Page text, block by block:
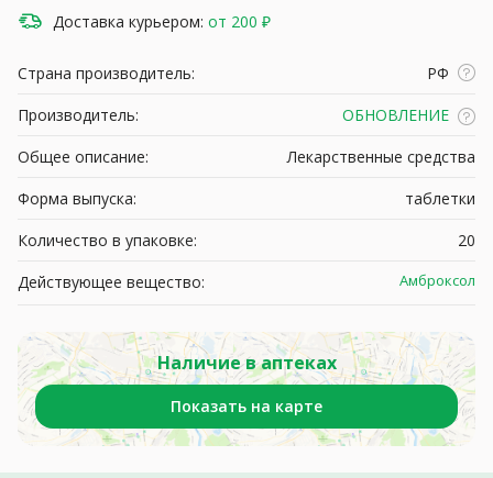
Доставка курьером: от 200 ₽
Страна производитель:
РФ
Производитель:
ОБНОВЛЕНИЕ
Общее описание:
Лекарственные средства
Форма выпуска:
таблетки
Количество в упаковке:
20
Действующее вещество:
Амброксол
Наличие в аптеках
Показать на карте